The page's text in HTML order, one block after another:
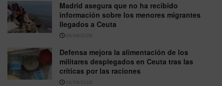
Madrid asegura que no ha recibido
información sobre los menores migrantes
llegados a Ceuta
06/08/2026
Defensa mejora la alimentación de los
militares desplegados en Ceuta tras las
críticas por las raciones
06/08/2026